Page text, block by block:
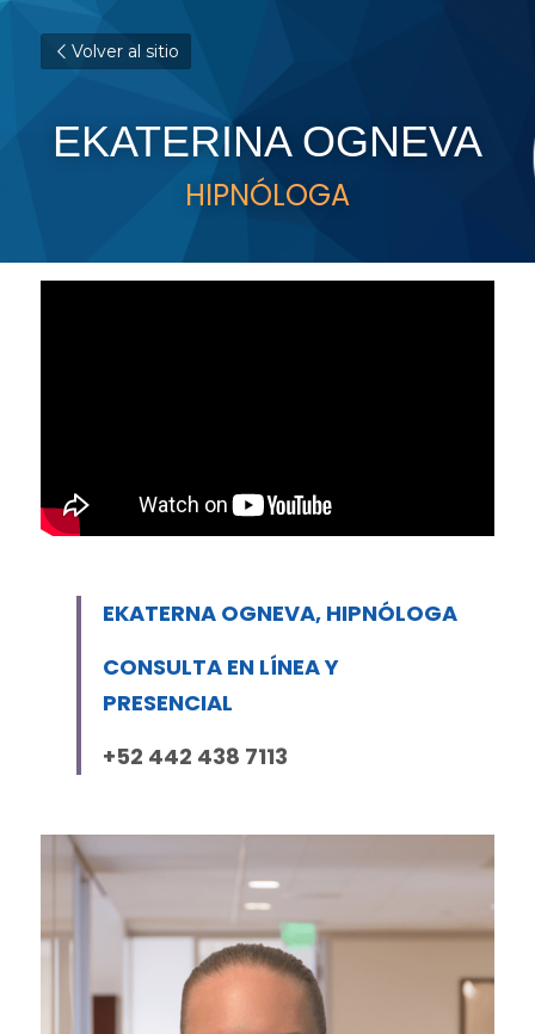
Volver al sitio
EKATERINA OGNEVA
HIPNÓLOGA
EKATERNA OGNEVA, HIPNÓLOGA
CONSULTA EN LÍNEA Y
PRESENCIAL
+52 442 438 7113